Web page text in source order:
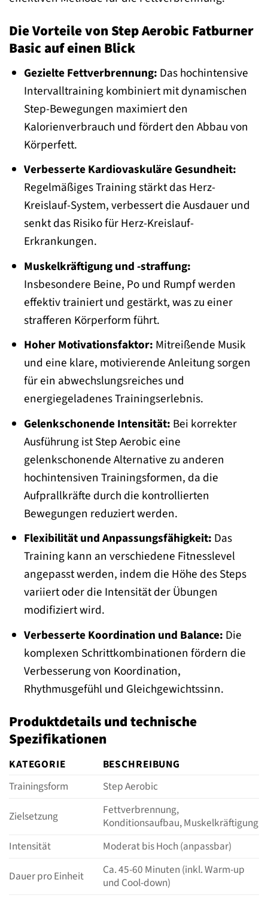
Die Vorteile von Step Aerobic Fatburner
Basic auf einen Blick
Gezielte Fettverbrennung: Das hochintensive
Intervalltraining kombiniert mit dynamischen
Step-Bewegungen maximiert den
Kalorienverbrauch und fördert den Abbau von
Körperfett.
Verbesserte Kardiovaskuläre Gesundheit:
Regelmäßiges Training stärkt das Herz-
Kreislauf-System, verbessert die Ausdauer und
senkt das Risiko für Herz-Kreislauf-
Erkrankungen.
Muskelkräftigung und -straffung:
Insbesondere Beine, Po und Rumpf werden
effektiv trainiert und gestärkt, was zu einer
strafferen Körperform führt.
Hoher Motivationsfaktor: Mitreißende Musik
und eine klare, motivierende Anleitung sorgen
für ein abwechslungsreiches und
energiegeladenes Trainingserlebnis.
Gelenkschonende Intensität: Bei korrekter
Ausführung ist Step Aerobic eine
gelenkschonende Alternative zu anderen
hochintensiven Trainingsformen, da die
Aufprallkräfte durch die kontrollierten
Bewegungen reduziert werden.
Flexibilität und Anpassungsfähigkeit: Das
Training kann an verschiedene Fitnesslevel
angepasst werden, indem die Höhe des Steps
variiert oder die Intensität der Übungen
modifiziert wird.
Verbesserte Koordination und Balance: Die
komplexen Schrittkombinationen fördern die
Verbesserung von Koordination,
Rhythmusgefühl und Gleichgewichtssinn.
Produktdetails und technische
Spezifikationen
KATEGORIE
BESCHREIBUNG
Trainingsform
Step Aerobic
Zielsetzung
Fettverbrennung,
Konditionsaufbau, Muskelkräftigung
Intensität
Moderat bis Hoch (anpassbar)
Dauer pro Einheit
Ca. 45-60 Minuten (inkl. Warm-up
und Cool-down)